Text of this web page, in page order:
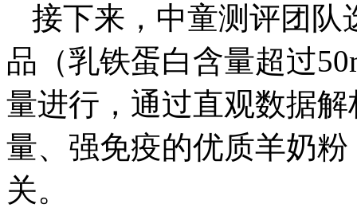
接下来，中童测评团队
品（乳铁蛋白含量超过
量进行，通过直观数据
量、强免疫的优质羊奶
关。